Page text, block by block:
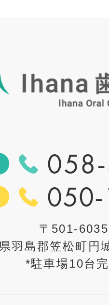
050-
〒501-6035
羽島郡笠松町円
*駐車場10台